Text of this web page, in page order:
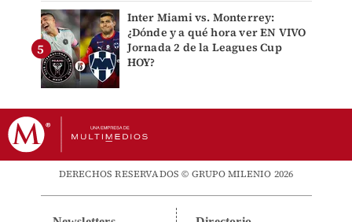
Inter Miami vs. Monterrey:
¿Dónde y a qué hora ver EN VIVO
Jornada 2 de la Leagues Cup
HOY?
DERECHOS RESERVADOS © GRUPO MILENIO 2026